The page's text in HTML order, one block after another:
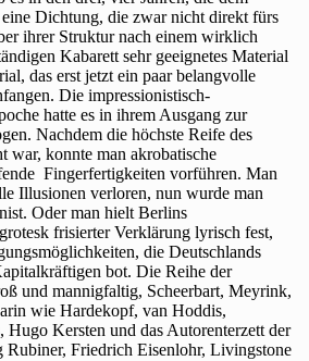
Dichtung, die zwar nicht direkt fürs
ihrer Struktur nach einem wirklich
Kabarett sehr geeignetes Material
das erst jetzt ein paar belangvolle
Die impressionistisch-
hatte es in ihrem Ausgang zur
Nachdem die höchste Reife des
war, konnte man akrobatische
Fingerfertigkeiten vorführen. Man
Illusionen verloren, nun wurde man
Oder man hielt Berlins
frisierter Verklärung lyrisch fest,
die Deutschlands
bot. Die Reihe der
und mannigfaltig, Scheerbart, Meyrink,
wie Hardekopf, van Hoddis,
Hugo Kersten und das Autorenterzett der
Friedrich Eisenlohr, Livingstone